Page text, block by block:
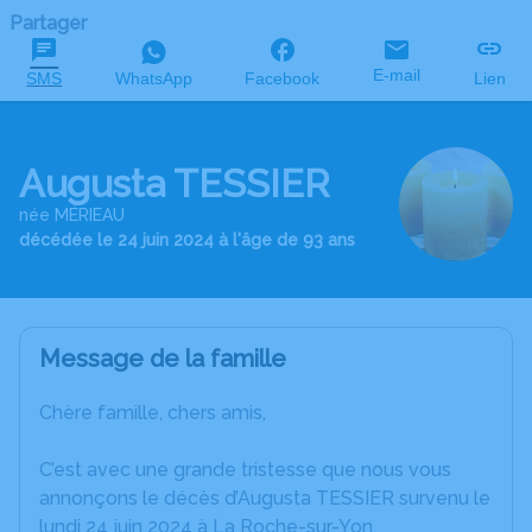
Partager
SMS WhatsApp Facebook E-mail Lien
Augusta TESSIER
née MÉRIEAU
décédée le 24 juin 2024 à l'âge de 93 ans
Message de la famille
Chère famille, chers amis,
C’est avec une grande tristesse que nous vous
annonçons le décès d’Augusta TESSIER survenu le
lundi 24 juin 2024 à La Roche-sur-Yon.